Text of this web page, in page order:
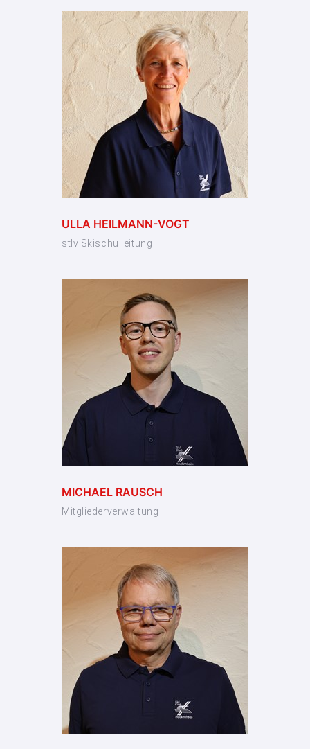
ULLA HEILMANN-VOGT
stlv Skischulleitung
MICHAEL RAUSCH
Mitgliederverwaltung